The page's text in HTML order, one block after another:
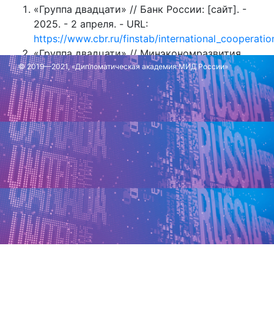
«Группа двадцати» // Банк России: [сайт]. -
2025. - 2 апреля. - URL:
https://www.cbr.ru/finstab/
«Группа двадцати» // Минэкономразвития
России: [сайт]. - URL:
https://www.economy.gov.ru/material/directions/
«Группа двадцати» (Справка) // МИД России:
[сайт]. - 2025. - 3 апреля. - URL:
https://www.mid.ru/ru/foreign_policy/
Обновлено: 24 ноября 2025 г.
© 2019—2021, «Дипломатическая академия МИД России»